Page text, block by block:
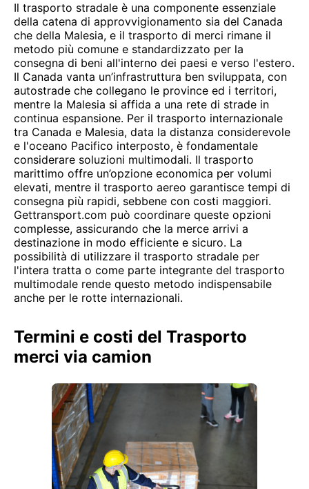
Il trasporto stradale è una componente essenziale
della catena di approvvigionamento sia del Canada
che della Malesia, e il trasporto di merci rimane il
metodo più comune e standardizzato per la
consegna di beni all'interno dei paesi e verso l'estero.
Il Canada vanta un’infrastruttura ben sviluppata, con
autostrade che collegano le province ed i territori,
mentre la Malesia si affida a una rete di strade in
continua espansione. Per il trasporto internazionale
tra Canada e Malesia, data la distanza considerevole
e l'oceano Pacifico interposto, è fondamentale
considerare soluzioni multimodali. Il trasporto
marittimo offre un’opzione economica per volumi
elevati, mentre il trasporto aereo garantisce tempi di
consegna più rapidi, sebbene con costi maggiori.
Gettransport.com può coordinare queste opzioni
complesse, assicurando che la merce arrivi a
destinazione in modo efficiente e sicuro. La
possibilità di utilizzare il trasporto stradale per
l'intera tratta o come parte integrante del trasporto
multimodale rende questo metodo indispensabile
anche per le rotte internazionali.
Termini e costi del Trasporto
merci via camion